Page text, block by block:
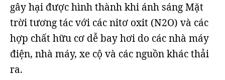
gây hại được hình thành khi ánh sáng Mặt
trời tương tác với các nitơ oxit (N2O) và các
hợp chất hữu cơ dễ bay hơi do các nhà máy
điện, nhà máy, xe cộ và các nguồn khác thải
ra.